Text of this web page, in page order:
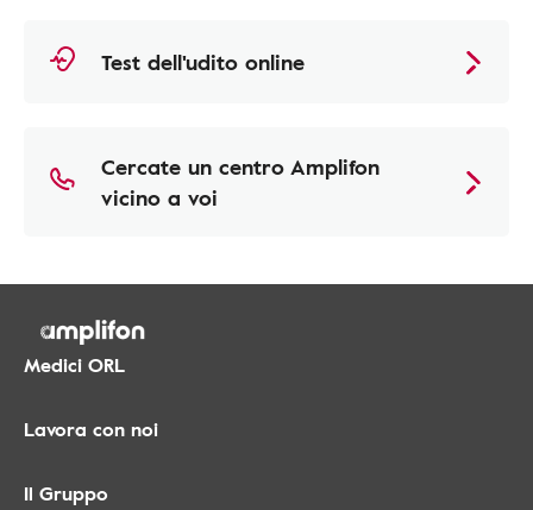
Test dell'udito online
Cercate un centro Amplifon
vicino a voi
Medici ORL
Lavora con noi
Il Gruppo